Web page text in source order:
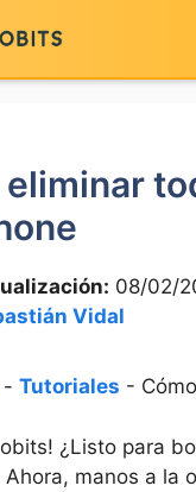
eliminar
08/02/
Vidal
- Tutoriales -
¿Listo para
Ahora, manos a la